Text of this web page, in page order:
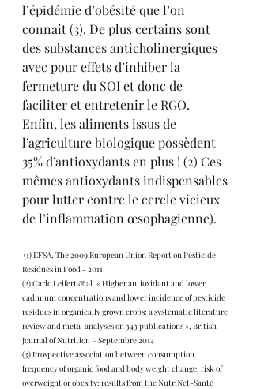
l’épidémie d’obésité que l’on
connait (3). De plus certains sont
des substances anticholinergiques
avec pour effets d’inhiber la
fermeture du SOI et donc de
faciliter et entretenir le RGO.
Enfin, les aliments issus de
l’agriculture biologique possèdent
35% d’antioxydants en plus ! (2) Ces
mêmes antioxydants indispensables
pour lutter contre le cercle vicieux
de l’inflammation œsophagienne).
Residues in Food - 2011
(2) Carlo Leifert & al. « Higher antioxidant and lower
cadmium concentrations and lower incidence of pesticide
residues in organically grown crops: a systematic literature
review and meta-analyses on 343 publications », British
Journal of Nutrition – Septembre 2014
(3) Prospective association between consumption
frequency of organic food and body weight change, risk of
overweight or obesity: results from the NutriNet-Santé